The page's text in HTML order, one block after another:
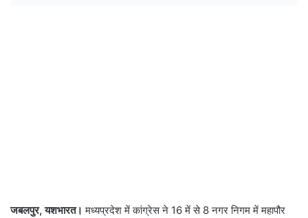
जबलपुर, यशभारत। मध्यप्रदेश में कांग्रेस ने 16 में से 8 नगर निगम में महापौर